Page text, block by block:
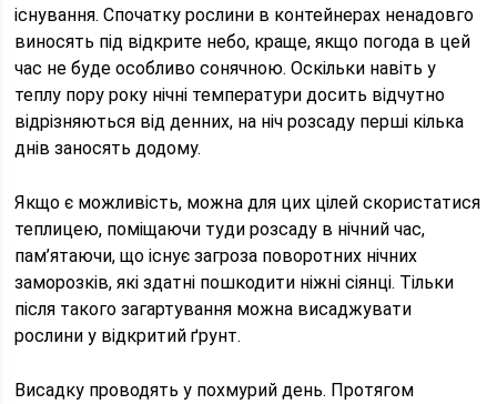
існування. Спочатку рослини в контейнерах ненадовго
виносять під відкрите небо, краще, якщо погода в цей
час не буде особливо сонячною. Оскільки навіть у
теплу пору року нічні температури досить відчутно
відрізняються від денних, на ніч розсаду перші кілька
днів заносять додому.
Якщо є можливість, можна для цих цілей скористатися
теплицею, поміщаючи туди розсаду в нічний час,
пам’ятаючи, що існує загроза поворотних нічних
заморозків, які здатні пошкодити ніжні сіянці. Тільки
після такого загартування можна висаджувати
рослини у відкритий ґрунт.
Висадку проводять у похмурий день. Протягом